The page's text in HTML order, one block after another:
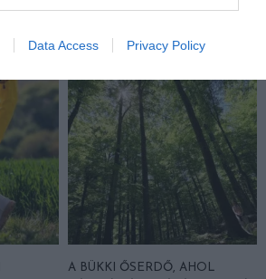
Data Access Privacy Policy
MÉLYÉN
2026-06-24
A BÜKKI ŐSERDŐ, AHOL